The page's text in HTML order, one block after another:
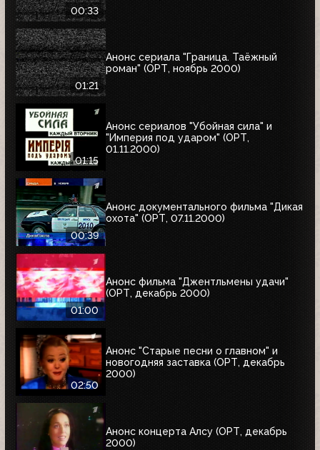
00:33
01:21
Анонс сериала "Граница. Таёжный
роман" (ОРТ, ноябрь 2000)
01:15
Анонс сериалов "Убойная сила" и
"Империя под ударом" (ОРТ,
01.11.2000)
00:39
Анонс документального фильма "Дикая
охота" (ОРТ, 07.11.2000)
01:00
Анонс фильма "Джентльмены удачи"
(ОРТ, декабрь 2000)
02:50
Анонс "Старые песни о главном" и
новогодняя заставка (ОРТ, декабрь
2000)
Анонс концерта Алсу (ОРТ, декабрь
2000)